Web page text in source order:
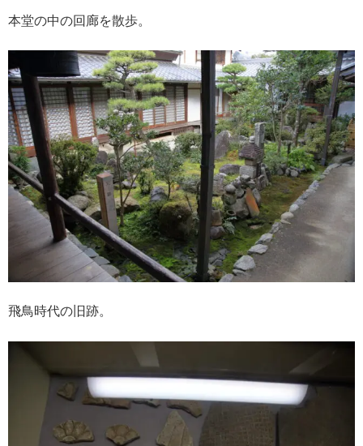
本堂の中の回廊を散歩。
飛鳥時代の旧跡。